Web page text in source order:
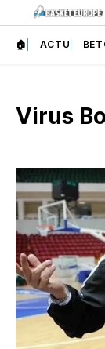
🏠 ACTU
Virus